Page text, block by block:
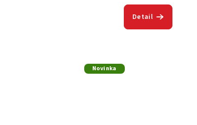
Detail
Novinka